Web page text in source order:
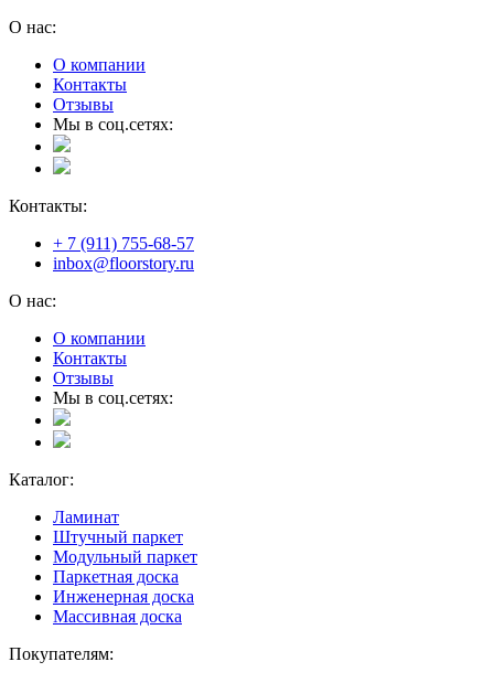
О нас:
О компании
Контакты
Отзывы
Мы в соц.сетях:
Контакты:
+ 7 (911) 755-68-57
inbox@floorstory.ru
О нас:
О компании
Контакты
Отзывы
Мы в соц.сетях:
Каталог:
Ламинат
Штучный паркет
Модульный паркет
Паркетная доска
Инженерная доска
Массивная доска
Покупателям: